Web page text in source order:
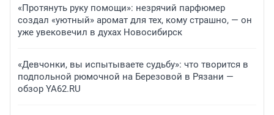
«Протянуть руку помощи»: незрячий парфюмер
создал «уютный» аромат для тех, кому страшно, — он
уже увековечил в духах Новосибирск
«Девчонки, вы испытываете судьбу»: что творится в
подпольной рюмочной на Березовой в Рязани —
обзор YA62.RU